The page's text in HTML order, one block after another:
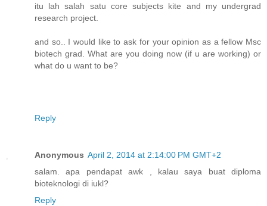
itu lah salah satu core subjects kite and my undergrad
research project.
and so.. I would like to ask for your opinion as a fellow Msc
biotech grad. What are you doing now (if u are working) or
what do u want to be?
Reply
Anonymous April 2, 2014 at 2:14:00 PM GMT+2
salam. apa pendapat awk , kalau saya buat diploma
bioteknologi di iukl?
Reply